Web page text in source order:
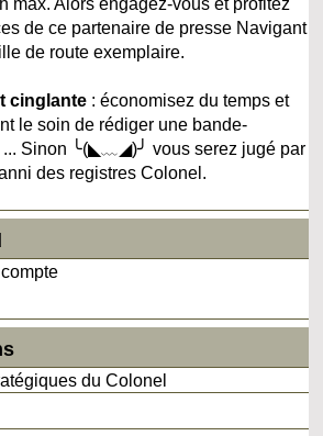
de ce partenaire de presse Navigant
de route exemplaire.
cinglante : économisez du temps et
le soin de rédiger une bande-
Sinon ╰(◣﹏◢)╯ vous serez jugé par
des registres Colonel.
du Colonel